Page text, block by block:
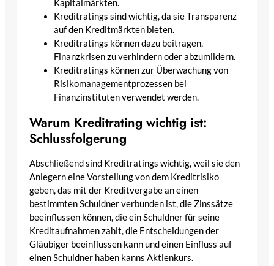
Kapitalmärkten.
Kreditratings sind wichtig, da sie Transparenz
auf den Kreditmärkten bieten.
Kreditratings können dazu beitragen,
Finanzkrisen zu verhindern oder abzumildern.
Kreditratings können zur Überwachung von
Risikomanagementprozessen bei
Finanzinstituten verwendet werden.
Warum Kreditrating wichtig ist:
Schlussfolgerung
Abschließend sind Kreditratings wichtig, weil sie den
Anlegern eine Vorstellung von dem Kreditrisiko
geben, das mit der Kreditvergabe an einen
bestimmten Schuldner verbunden ist, die Zinssätze
beeinflussen können, die ein Schuldner für seine
Kreditaufnahmen zahlt, die Entscheidungen der
Gläubiger beeinflussen kann und einen Einfluss auf
einen Schuldner haben kanns Aktienkurs.